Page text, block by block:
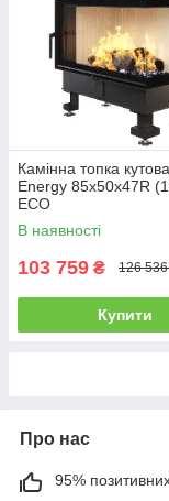
Камінна топка
Energy 85х50х47R
ECO
В наявності
103 759 ₴ 126
Купити
Про нас
95% позитивних